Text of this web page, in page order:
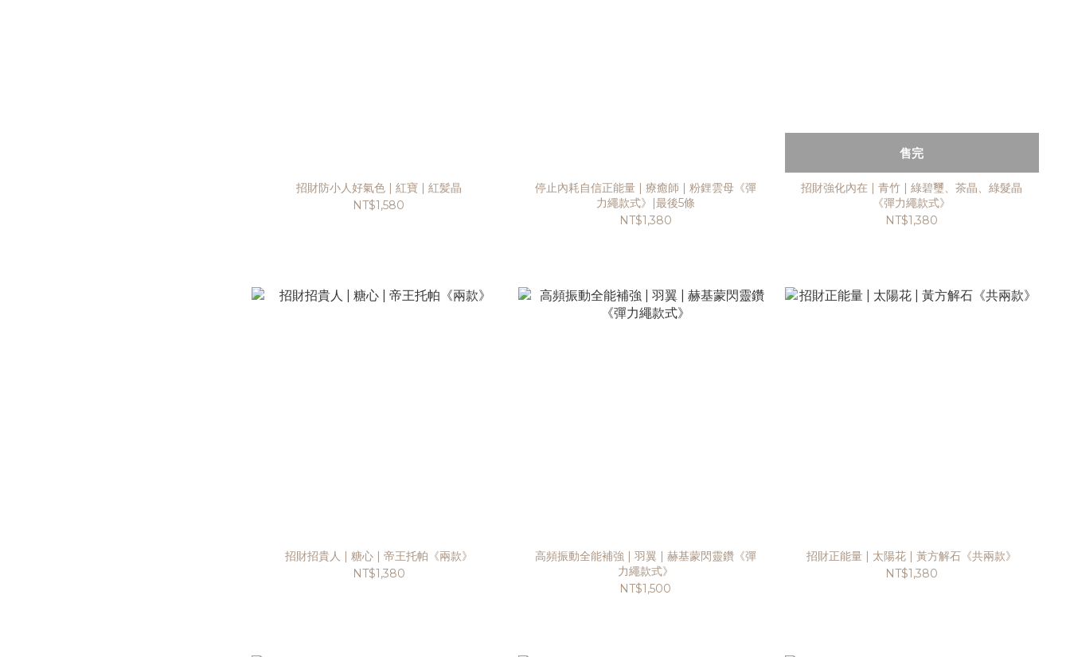
招財防小人好氣色 | 紅寶 | 紅髪晶
NT$1,580
停止內耗自信正能量 | 療癒師 | 粉鋰雲母《彈
力繩款式》|最後5條
NT$1,380
售完
招財強化內在 | 青竹 | 綠碧璽、茶晶、綠髮晶
《彈力繩款式》
NT$1,380
招財招貴人 | 糖心 | 帝王托帕《兩款》
NT$1,380
高頻振動全能補強 | 羽翼 | 赫基蒙閃靈鑽《彈
力繩款式》
NT$1,500
招財正能量 | 太陽花 | 黃方解石《共兩款》
NT$1,380